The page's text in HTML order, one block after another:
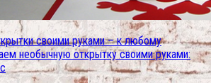
своими руками – к любому
необычную открытку своими руками: